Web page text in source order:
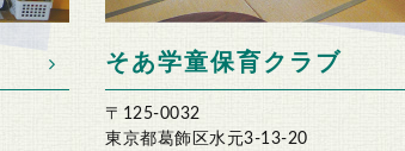
そあ学童保育クラブ
〒125-0032
東京都葛飾区水元3-13-20